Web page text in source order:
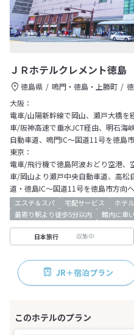
ＪＲホテルクレメント徳島
徳島県 鳴門・徳島・上勝町
大阪：
電車/山陽新幹線で岡山、瀬戸大橋を
車/阪神高速で垂水JCT経由、明石海
自動車道、鳴門IC～国道11号を徳島
東京：
電車/飛行機で徳島阿波おどり空港、
車/岡山より瀬戸中央自動車道、高松
道・徳島IC～国道11号を徳島市方向
エステ＆スパ 宅配サービス ホテル
最寄り駅より徒歩5分以内
館内に車
日本旅行 収集中
JR＋宿泊プラン